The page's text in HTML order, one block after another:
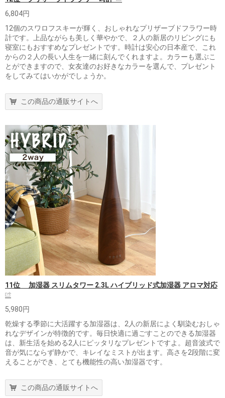
6,804円
12個のスワロフスキーが輝く、おしゃれなプリザーブドフラワー時
計です。上品ながらも美しく華やかで、２人の新居のリビングにも
寝室にもおすすめなプレゼントです。時計は安心の日本産で、これ
からの２人の長い人生を一緒に刻んでくれますよ。カラーも選ぶこ
とができますので、女友達のお好きなカラーを選んで、プレゼント
をしてみてはいかがでしょうか。
この商品の通販サイトへ
11位 加湿器 スリムタワー 2.3L ハイブリッド式加湿器 アロマ対応
5,980円
乾燥する季節に大活躍する加湿器は、2人の新居によく馴染むおしゃ
れなデザインが特徴的です。毎日快適に過ごすことのできる加湿器
は、新生活を始める2人にピッタリなプレゼントですよ。超音波式で
音が気にならず静かで、キレイなミストが出ます。高さを2段階に変
えることができ、とても機能性の高い加湿器です。
この商品の通販サイトへ